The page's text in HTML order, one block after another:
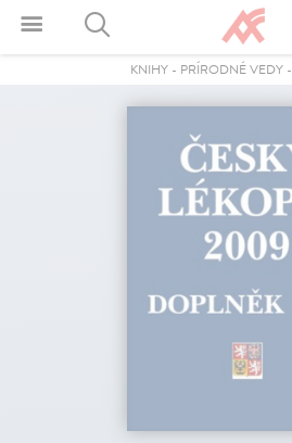
KNIHY- PRÍRODNÉ VEDY-